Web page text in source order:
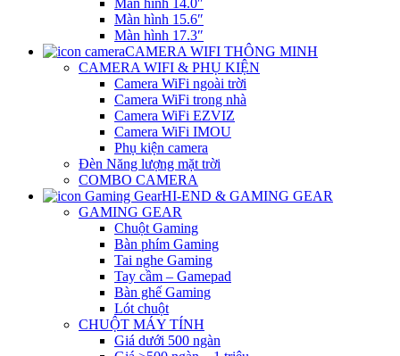
Màn hình 14.0″
Màn hình 15.6″
Màn hình 17.3″
CAMERA WIFI THÔNG MINH
CAMERA WIFI & PHỤ KIỆN
Camera WiFi ngoài trời
Camera WiFi trong nhà
Camera WiFi EZVIZ
Camera WiFi IMOU
Phụ kiện camera
Đèn Năng lượng mặt trời
COMBO CAMERA
HI-END & GAMING GEAR
GAMING GEAR
Chuột Gaming
Bàn phím Gaming
Tai nghe Gaming
Tay cầm – Gamepad
Bàn ghế Gaming
Lót chuột
CHUỘT MÁY TÍNH
Giá dưới 500 ngàn